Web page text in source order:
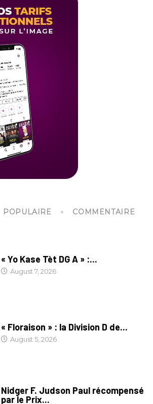
POPULAIRE COMMENTAIRE
« Yo Kase Tèt DG A » :...
August 7, 2026
« Floraison » : la Division D de...
August 5, 2026
Nidger F. Judson Paul récompensé
par le Prix...